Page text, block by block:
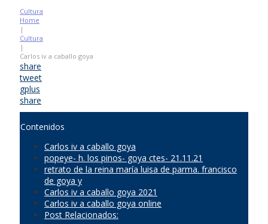
Cultura
Home
|
Cultura
|
Carlos iv a caballo goya
share
tweet
gplus
share
Contenidos
Carlos iv a caballo goya
popeye- h. los pinos- goya ctes- 21.11.21
retrato de la reina maría luisa de parma. francisco
de goya y
Carlos iv a caballo goya 2021
Carlos iv a caballo goya online
Post Relacionados: